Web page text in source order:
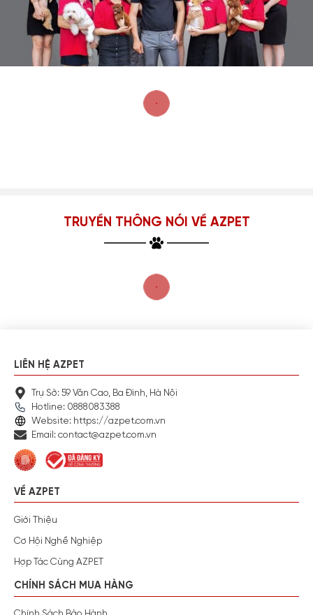
TRUYỀN THÔNG NÓI VỀ AZPET
LIÊN HỆ AZPET
Trụ Sở: 59 Văn Cao, Ba Đình, Hà Nội
Hotline: 0888083388
Website: https://azpet.com.vn
Email: contact@azpet.com.vn
VỀ AZPET
Giới Thiệu
Cơ Hội Nghề Nghiệp
Hợp Tác Cùng AZPET
CHÍNH SÁCH MUA HÀNG